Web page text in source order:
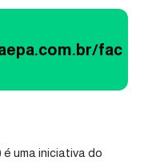
fac
uma iniciativa do